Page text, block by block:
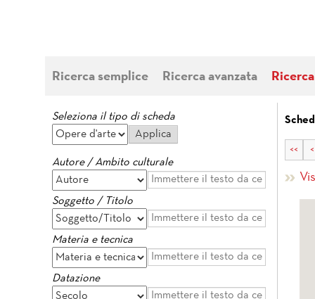
Ricerca semplice Ricerca avanzata
Seleziona il tipo di scheda
Autore / Ambito culturale
Soggetto / Titolo
Materia e tecnica
Datazione
<< <